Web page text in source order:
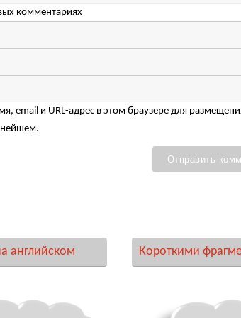
комментариях
email и URL-адрес в этом браузере для
английском Короткими